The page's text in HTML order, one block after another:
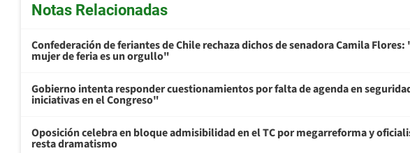
Notas Relacionadas
Confederación de feriantes de Chile rechaza dichos de senadora Camila Flores:
mujer de feria es un orgullo"
Gobierno intenta responder cuestionamientos por falta de agenda en
iniciativas en el Congreso"
Oposición celebra en bloque admisibilidad en el TC por megarreforma y
resta dramatismo